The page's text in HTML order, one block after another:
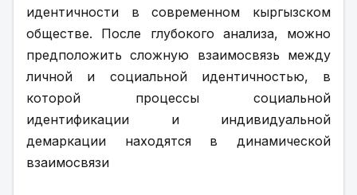
идентичности в современном кыргызском
обществе. После глубокого анализа, можно
предположить сложную взаимосвязь между
личной и социальной идентичностью, в
которой процессы социальной
идентификации и индивидуальной
демаркации находятся в динамической
взаимосвязи